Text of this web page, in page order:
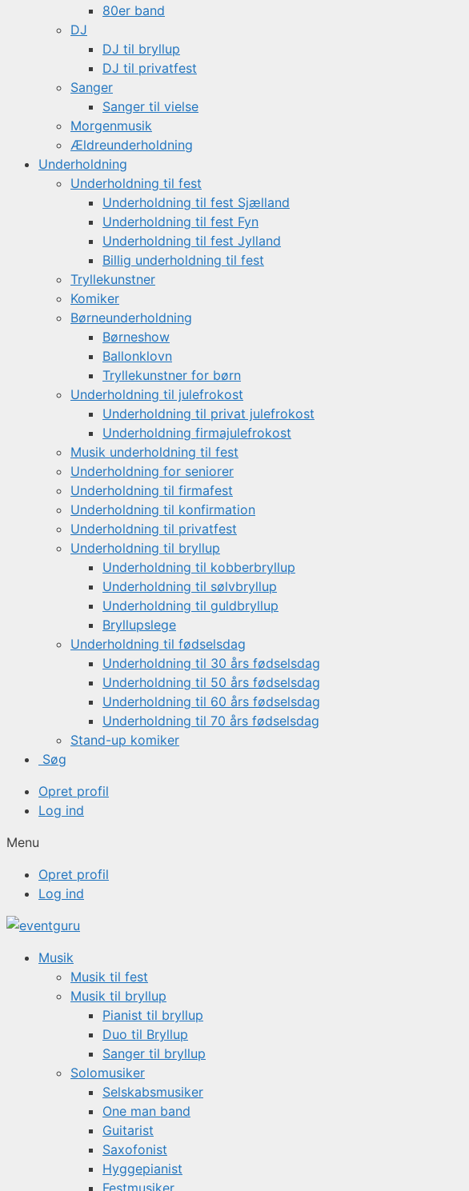
80er band
DJ
DJ til bryllup
DJ til privatfest
Sanger
Sanger til vielse
Morgenmusik
Ældreunderholdning
Underholdning
Underholdning til fest
Underholdning til fest Sjælland
Underholdning til fest Fyn
Underholdning til fest Jylland
Billig underholdning til fest
Tryllekunstner
Komiker
Børneunderholdning
Børneshow
Ballonklovn
Tryllekunstner for børn
Underholdning til julefrokost
Underholdning til privat julefrokost
Underholdning firmajulefrokost
Musik underholdning til fest
Underholdning for seniorer
Underholdning til firmafest
Underholdning til konfirmation
Underholdning til privatfest
Underholdning til bryllup
Underholdning til kobberbryllup
Underholdning til sølvbryllup
Underholdning til guldbryllup
Bryllupslege
Underholdning til fødselsdag
Underholdning til 30 års fødselsdag
Underholdning til 50 års fødselsdag
Underholdning til 60 års fødselsdag
Underholdning til 70 års fødselsdag
Stand-up komiker
Søg
Opret profil
Log ind
Menu
Opret profil
Log ind
Musik
Musik til fest
Musik til bryllup
Pianist til bryllup
Duo til Bryllup
Sanger til bryllup
Solomusiker
Selskabsmusiker
One man band
Guitarist
Saxofonist
Hyggepianist
Festmusiker